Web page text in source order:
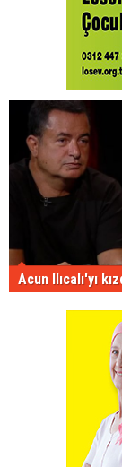
Acun Ilıcalı'yı